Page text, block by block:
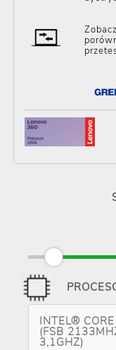
INTEL®
(FSB
3,1GHZ)